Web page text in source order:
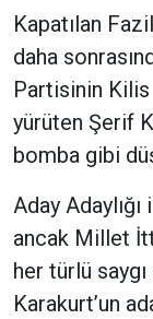
Kapatılan
daha
Partisinin Kilis
yürüten Şerif
bomba gibi
Aday
ancak Millet
her türlü
Karakurt’un